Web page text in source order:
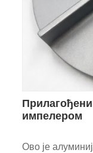
импелером
Ово је